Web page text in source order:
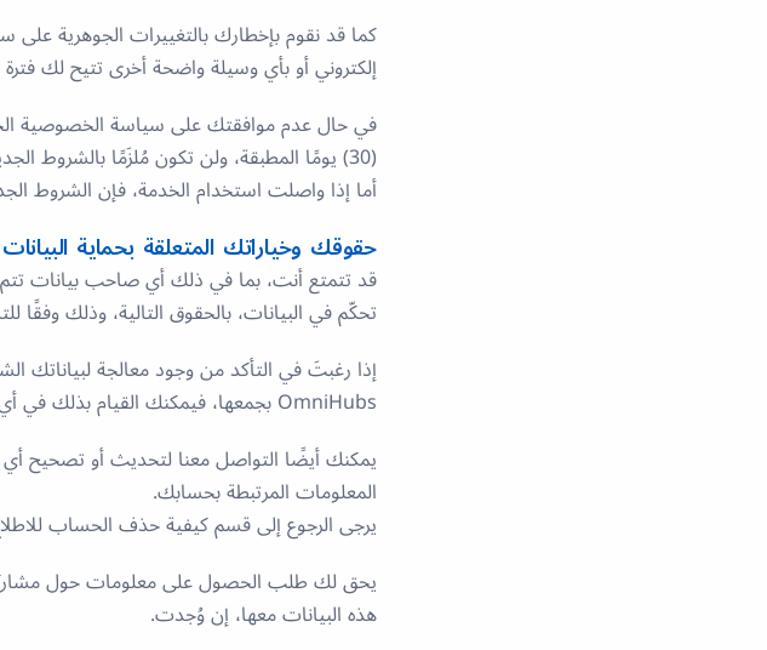
كما قد نقوم بإخطارك بالتغييرات الجوهرية
إلكتروني أو بأي وسيلة واضحة أخرى تتيح لك
في حال عدم موافقتك على سياسة الخصوصية
(30) يومًا المطبقة، ولن تكون مُلزَمًا بالشروط الجديدة.
أما إذا واصلت استخدام الخدمة، فإن الشروط
حقوقك وخياراتك المتعلقة بحماية البيانات
تحكّم في البيانات، بالحقوق التالية، وذلك
إذا رغبتَ في التأكد من وجود معالجة لبياناتك
OmniHubs بجمعها، فيمكنك القيام بذلك في أي وقت من خلال التواصل معنا.
يمكنك أيضًا التواصل معنا لتحديث أو تصحيح أي
المعلومات المرتبطة بحسابك.
يرجى الرجوع إلى قسم كيفية حذف الحساب
يحق لك طلب الحصول على معلومات حول
هذه البيانات معها، إن وُجدت.